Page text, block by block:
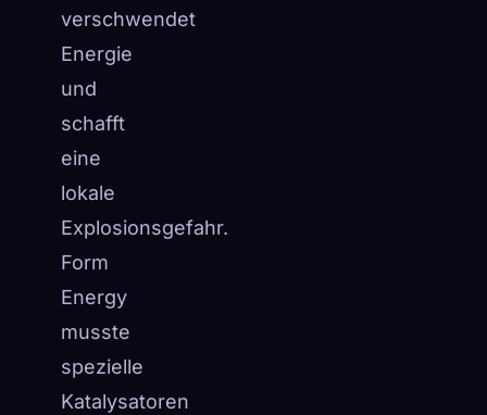
verschwendet
Energie
und
schafft
eine
lokale
Explosionsgefahr.
Form
Energy
musste
spezielle
Katalysatoren